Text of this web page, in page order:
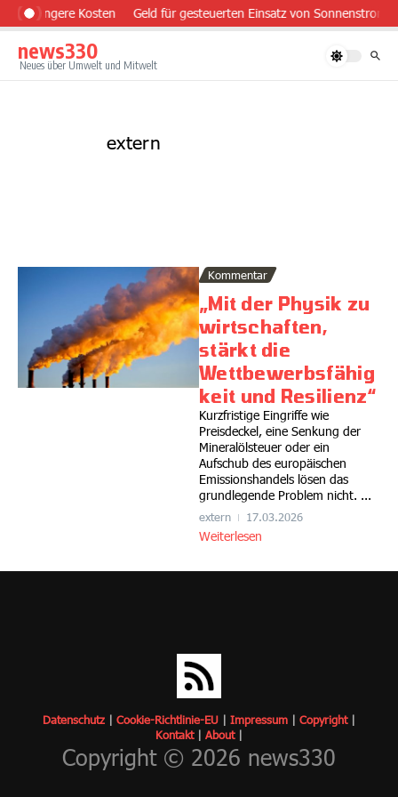
Zum Inhalt springen
geringere Kosten Geld für gesteuerten Einsatz von Sonnenstrom
news330
Neues über Umwelt und Mitwelt
extern
Kommentar
„Mit der Physik zu
wirtschaften,
stärkt die
Wettbewerbsfähig
keit und Resilienz“
Kurzfristige Eingriffe wie
Preisdeckel, eine Senkung der
Mineralölsteuer oder ein
Aufschub des europäischen
Emissionshandels lösen das
grundlegende Problem nicht. ...
extern 17.03.2026
Weiterlesen
Datenschutz | Cookie-Richtlinie-EU | Impressum | Copyright|
Kontakt| About|
Copyright © 2026 news330